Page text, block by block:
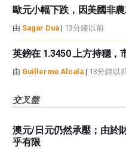
歐元小幅下跌，因美國非
由 Sagar Dua | 13分鐘以前
英鎊在 1.3450 上方持穩，
由 Guillermo Alcala | 13分鐘以
交叉盤
澳元/日元仍然承壓；由於
乎有限